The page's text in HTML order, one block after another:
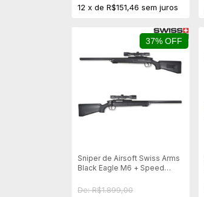
12 x de R$151,46 sem juros
37% OFF
Sniper de Airsoft Swiss Arms
Black Eagle M6 + Speed
De: R$1.899,00